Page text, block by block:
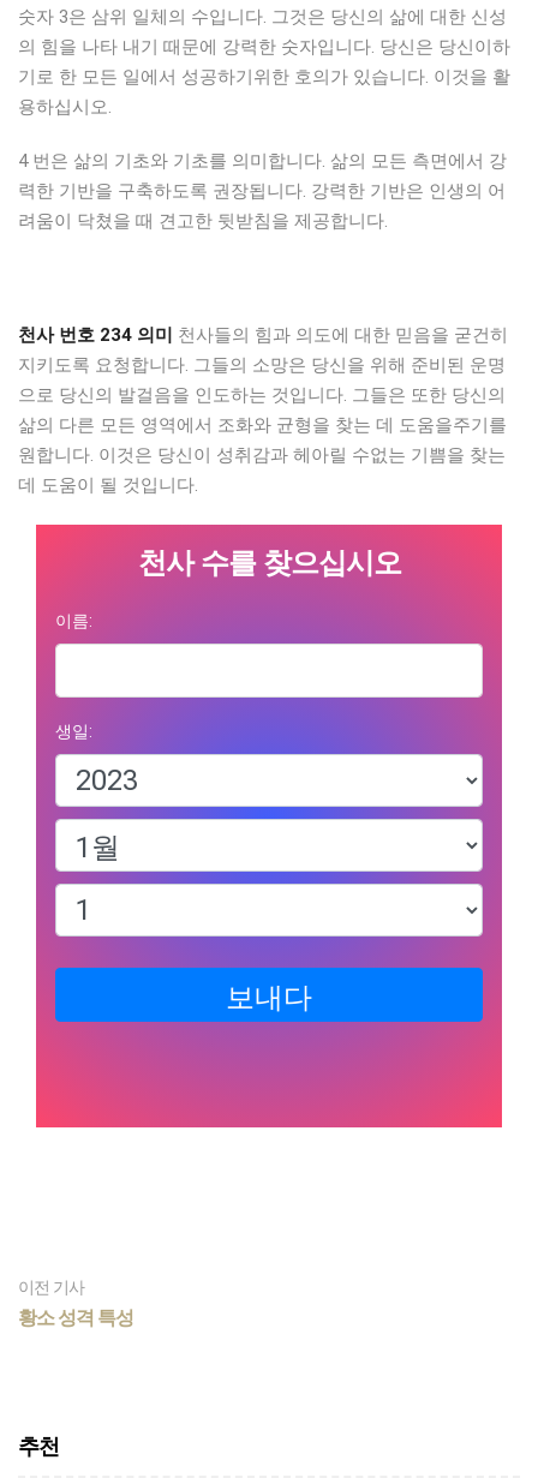
숫자 3은 삼위 일체의 수입니다. 그것은 당신의 삶에 대한 신성
의 힘을 나타 내기 때문에 강력한 숫자입니다. 당신은 당신이하
기로 한 모든 일에서 성공하기위한 호의가 있습니다. 이것을 활
용하십시오.
4 번은 삶의 기초와 기초를 의미합니다. 삶의 모든 측면에서 강
력한 기반을 구축하도록 권장됩니다. 강력한 기반은 인생의 어
려움이 닥쳤을 때 견고한 뒷받침을 제공합니다.
천사 번호 234 의미 천사들의 힘과 의도에 대한 믿음을 굳건히
지키도록 요청합니다. 그들의 소망은 당신을 위해 준비된 운명
으로 당신의 발걸음을 인도하는 것입니다. 그들은 또한 당신의
삶의 다른 모든 영역에서 조화와 균형을 찾는 데 도움을주기를
원합니다. 이것은 당신이 성취감과 헤아릴 수없는 기쁨을 찾는
데 도움이 될 것입니다.
천사 수를 찾으십시오
이름:
생일:
보내다
이전 기사
황소 성격 특성
추천